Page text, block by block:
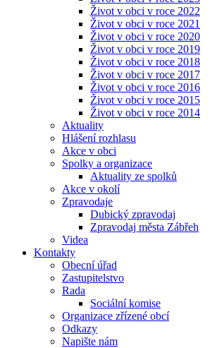
Život v obci v roce 2022
Život v obci v roce 2021
Život v obci v roce 2020
Život v obci v roce 2019
Život v obci v roce 2018
Život v obci v roce 2017
Život v obci v roce 2016
Život v obci v roce 2015
Život v obci v roce 2014
Aktuality
Hlášení rozhlasu
Akce v obci
Spolky a organizace
Aktuality ze spolků
Akce v okolí
Zpravodaje
Dubický zpravodaj
Zpravodaj města Zábřeh
Videa
Kontakty
Obecní úřad
Zastupitelstvo
Rada
Sociální komise
Organizace zřízené obcí
Odkazy
Napište nám